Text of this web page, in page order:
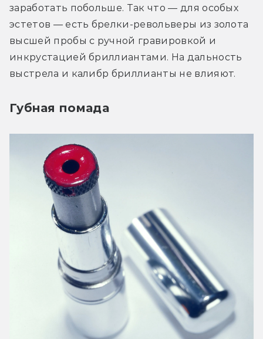
заработать побольше. Так что — для особых
эстетов — есть брелки-револьверы из золота
высшей пробы с ручной гравировкой и
инкрустацией бриллиантами. На дальность
выстрела и калибр бриллианты не влияют.
Губная помада